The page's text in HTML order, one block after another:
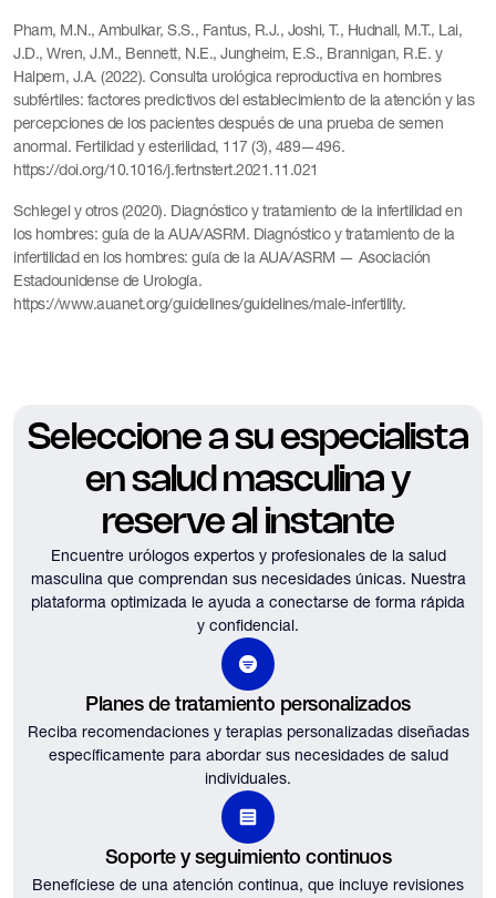
Pham, M.N., Ambulkar, S.S., Fantus, R.J., Joshi, T., Hudnall, M.T., Lai,
J.D., Wren, J.M., Bennett, N.E., Jungheim, E.S., Brannigan, R.E. y
Halpern, J.A. (2022). Consulta urológica reproductiva en hombres
subfértiles: factores predictivos del establecimiento de la atención y las
percepciones de los pacientes después de una prueba de semen
anormal. Fertilidad y esterilidad, 117 (3), 489—496.
https://doi.org/10.1016/j.fertnstert.2021.11.021
Schlegel y otros (2020). Diagnóstico y tratamiento de la infertilidad en
los hombres: guía de la AUA/ASRM. Diagnóstico y tratamiento de la
infertilidad en los hombres: guía de la AUA/ASRM — Asociación
Estadounidense de Urología.
https://www.auanet.org/guidelines/guidelines/male-infertility.
Seleccione a su especialista
en salud masculina y
reserve al instante
Encuentre urólogos expertos y profesionales de la salud
masculina que comprendan sus necesidades únicas. Nuestra
plataforma optimizada le ayuda a conectarse de forma rápida
y confidencial.
Planes de tratamiento personalizados
Reciba recomendaciones y terapias personalizadas diseñadas
específicamente para abordar sus necesidades de salud
individuales.
Soporte y seguimiento continuos
Benefíciese de una atención continua, que incluye revisiones